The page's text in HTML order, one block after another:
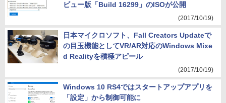
ビュー版「Build 16299」のISOが公開
(2017/10/19)
日本マイクロソフト、Fall Creators Updateで
の目玉機能としてVR/AR対応のWindows Mixe
d Realityを積極アピール
(2017/10/19)
Windows 10 RS4ではスタートアップアプリを
「設定」から制御可能に